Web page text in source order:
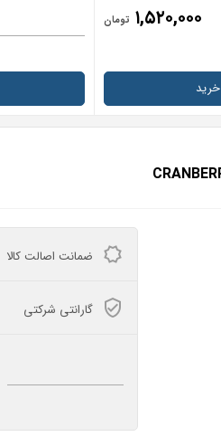
۱,۵۲۰,۰۰۰ تومان
ضمانت اصالت کالا
گارانتی شرکتی